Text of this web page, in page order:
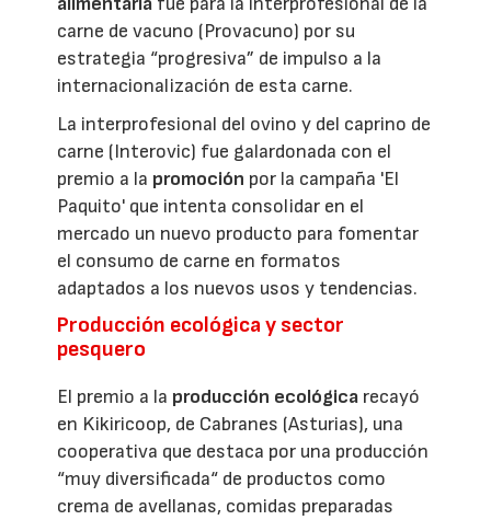
carne de vacuno (Provacuno) por su
estrategia “progresiva” de impulso a la
internacionalización de esta carne.
La interprofesional del ovino y del caprino de
carne (Interovic) fue galardonada con el
premio a la promoción por la campaña 'El
Paquito' que intenta consolidar en el
mercado un nuevo producto para fomentar
el consumo de carne en formatos
adaptados a los nuevos usos y tendencias.
Producción ecológica y sector
pesquero
El premio a la producción ecológica recayó
en Kikiricoop, de Cabranes (Asturias), una
cooperativa que destaca por una producción
“muy diversificada“ de productos como
crema de avellanas, comidas preparadas